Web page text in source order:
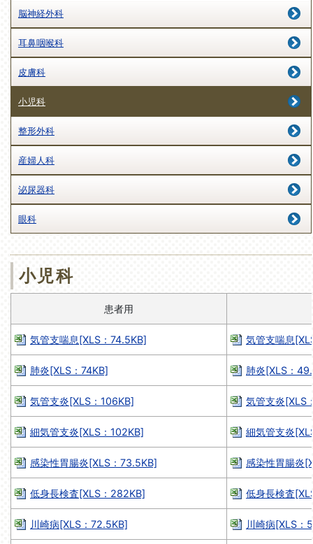
脳神経外科
耳鼻咽喉科
皮膚科
小児科
整形外科
産婦人科
泌尿器科
眼科
小児科
患者用
気管支喘息[XLS：74.5KB] 気管支喘息
肺炎[XLS：74KB] 肺炎[XLS：
気管支炎[XLS：106KB] 気管支炎[XLS
細気管支炎[XLS：102KB] 細気管支炎
感染性胃腸炎[XLS：73.5KB] 感染性胃腸炎
低身長検査[XLS：282KB] 低身長検査
川崎病[XLS：72.5KB] 川崎病[XLS：